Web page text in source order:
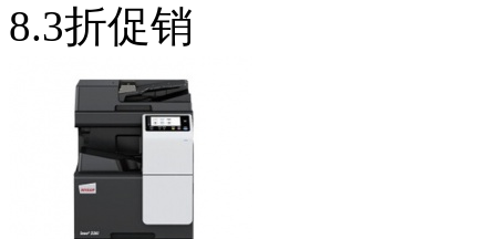
8.3折促销